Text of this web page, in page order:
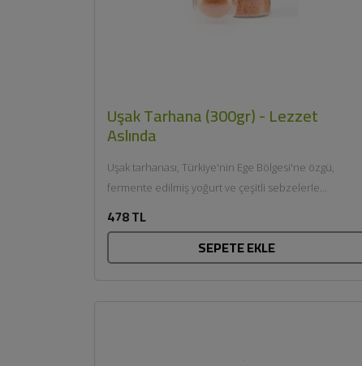
Uşak Tarhana (300gr) - Lezzet
Aslında
Uşak tarhanası, Türkiye'nin Ege Bölgesi'ne özgü,
fermente edilmiş yoğurt ve çeşitli sebzelerle
478 TL
SEPETE EKLE